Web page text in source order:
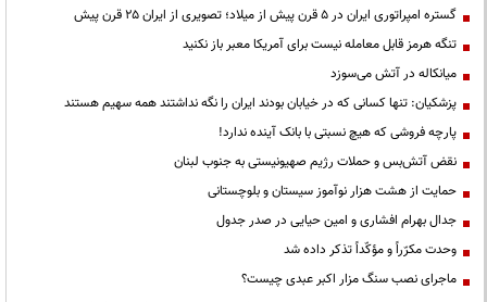
گستره امپراتوری ایران در ۵ قرن پیش از میلاد؛ تصویری از ایران ۲۵ قرن پیش
تنگه هرمز قابل معامله نیست برای آمریکا معبر باز نکنید
میانکاله در آتش می‌سوزد
پزشکیان: تنها کسانی که در خیابان بودند ایران را نگه نداشتند همه سهیم هستند
پارچه فروشی که هیچ نسبتی با بانک آینده ندارد!
نقض آتش‌بس و حملات رژیم صهیونیستی به جنوب لبنان
حمایت از هشت هزار نوآموز سیستان و بلوچستانی
جدال بهرام افشاری و امین حیایی در صدر جدول
وحدت مکرّراً و مؤکّداً تذکر داده شد
ماجرای نصب سنگ مزار اکبر عبدی چیست؟